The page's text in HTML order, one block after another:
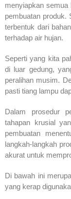
menyiapkan semua
pembuatan produk.
terbentuk dari
terhadap air hujan.
Seperti yang kita
di luar gedung,
peralihan musim.
pasti tiang lampu
Dalam prosedur
tahapan krusial
pembuatan
langkah-langkah
akurat untuk
Di bawah ini
yang kerap